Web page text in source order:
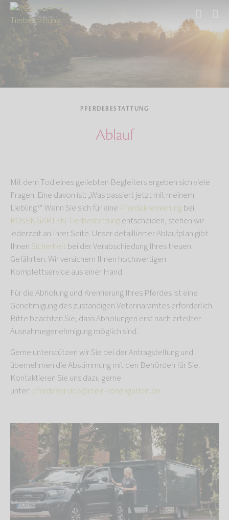
Start Tierbestattung Pferdebestattung
PFERDEBESTATTUNG
Ablauf
Mit dem Tod eines geliebten Begleiters ergeben sich viele
Fragen. Eine davon ist: „Was passiert jetzt mit meinem
Liebling?“ Wenn Sie sich für eine Pferdekremierungbei
ROSENGARTEN-Tierbestattungentscheiden, stehen wir
jederzeit an Ihrer Seite. Unser detaillierter Ablaufplan gibt
Ihnen Sicherheit bei der Verabschiedung Ihres treuen
Gefährten. Wir versichern Ihnen hochwertigen
Komplettservice aus einer Hand.
Für die Abholung und Kremierung Ihres Pferdes ist eine
Genehmigung des zuständigen Veterinäramtes erforderlich.
Bitte beachten Sie, dass Abholungen erst nach erteilter
Ausnahmegenehmigung möglich sind.
Gerne unterstützen wir Sie bei der Antragstellung und
übernehmen die Abstimmung mit den Behörden für Sie.
Kontaktieren Sie uns dazu gerne
unter: pferdeservice@mein-rosengarten.de